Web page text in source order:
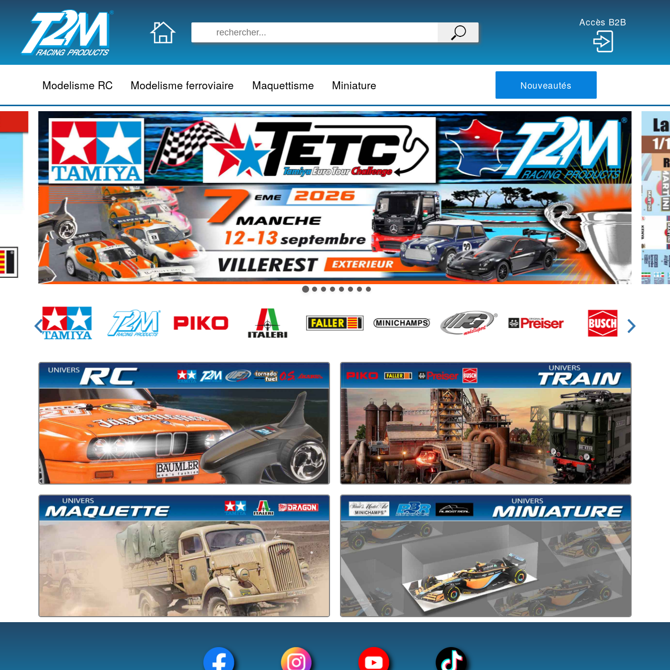
Accès B2B
Modelisme RC
Vehicule electrique
Vehicule thermique
Aeromodelisme
Naviguant
Accessoire electrique
Accessoire thermique
Electronique
Accessoire divers
Circuit slot
Modelisme ferroviaire
locomotive vapeur
locomotive diesel
locomotive electrique
Autorail
Wagon
Voiture
Remorque
Coffret
Voie
Digital
Decors
Figurine
Alimentation
Vehicule
Accesoire
Maquettisme
Voiture
Avion
Moto
Camion
Bateau
Militaire
Espace
Figurine
Leonard
Architecture
Ferroviaire
Outillage
Peinture
Catalogue
Miniature
Voiture civile
Voiture competition
Formule 1
24h du Mans
Rallye
Camion
Moto
Avion
Militaire
Casque
Catalogue
Nouveautés